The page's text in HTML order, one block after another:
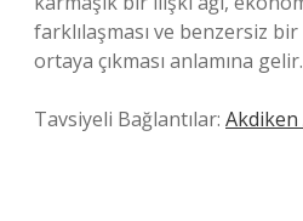
farklılaşması ve benzersiz
ortaya çıkması anlamına gelir.
Tavsiyeli Bağlantılar: Akdiken